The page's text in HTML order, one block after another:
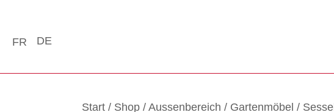
FR DE
Start / Shop /Aussenbereich / Gartenmöbel / Sessel